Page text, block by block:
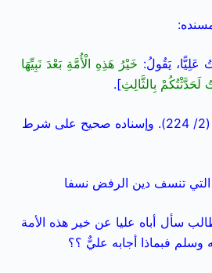
يَقُولُ: خَيْرُ هَذِهِ الْأُمَّةِ بَعْدَ نَبِيِّهَا
بِالثَّالِثِ].
مسند أحمد ط الرسالة (2/ 224). وإسناده صحيح على شرط
تنسف دين الرفض نسفا
سأل أباه عليا عن خير هذه الأمة
وسلم فبماذا أجابه عليٌّ ؟؟